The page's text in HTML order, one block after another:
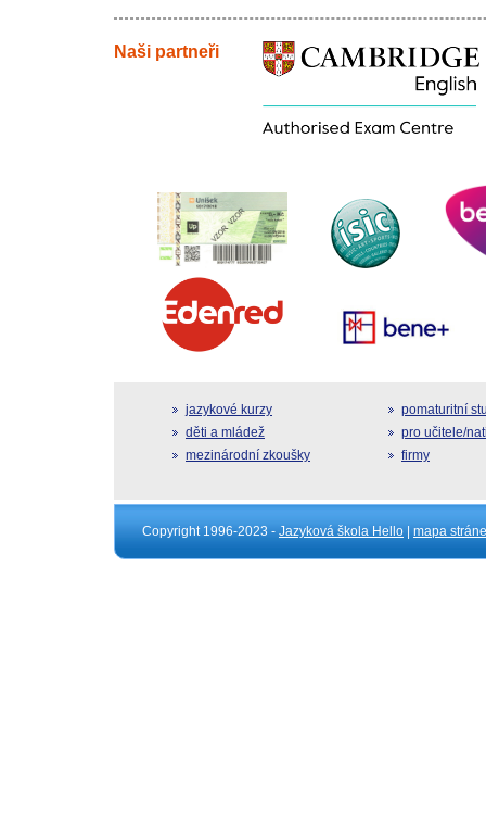
Naši partneři
jazykové kurzy
děti a mládež
mezinárodní zkoušky
pomaturitní
pro učitele/
firmy
Copyright 1996-2023 - Jazyková škola Hello | mapa